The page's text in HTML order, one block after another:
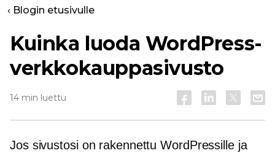
‹ Blogin etusivulle
Kuinka luoda WordPress-
verkkokauppasivusto
14 min luettu
Jos sivustosi on rakennettu WordPressille ja